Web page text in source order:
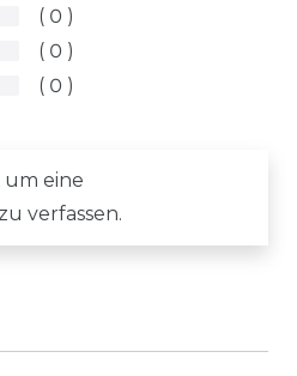
0
0
0
um eine
verfassen.